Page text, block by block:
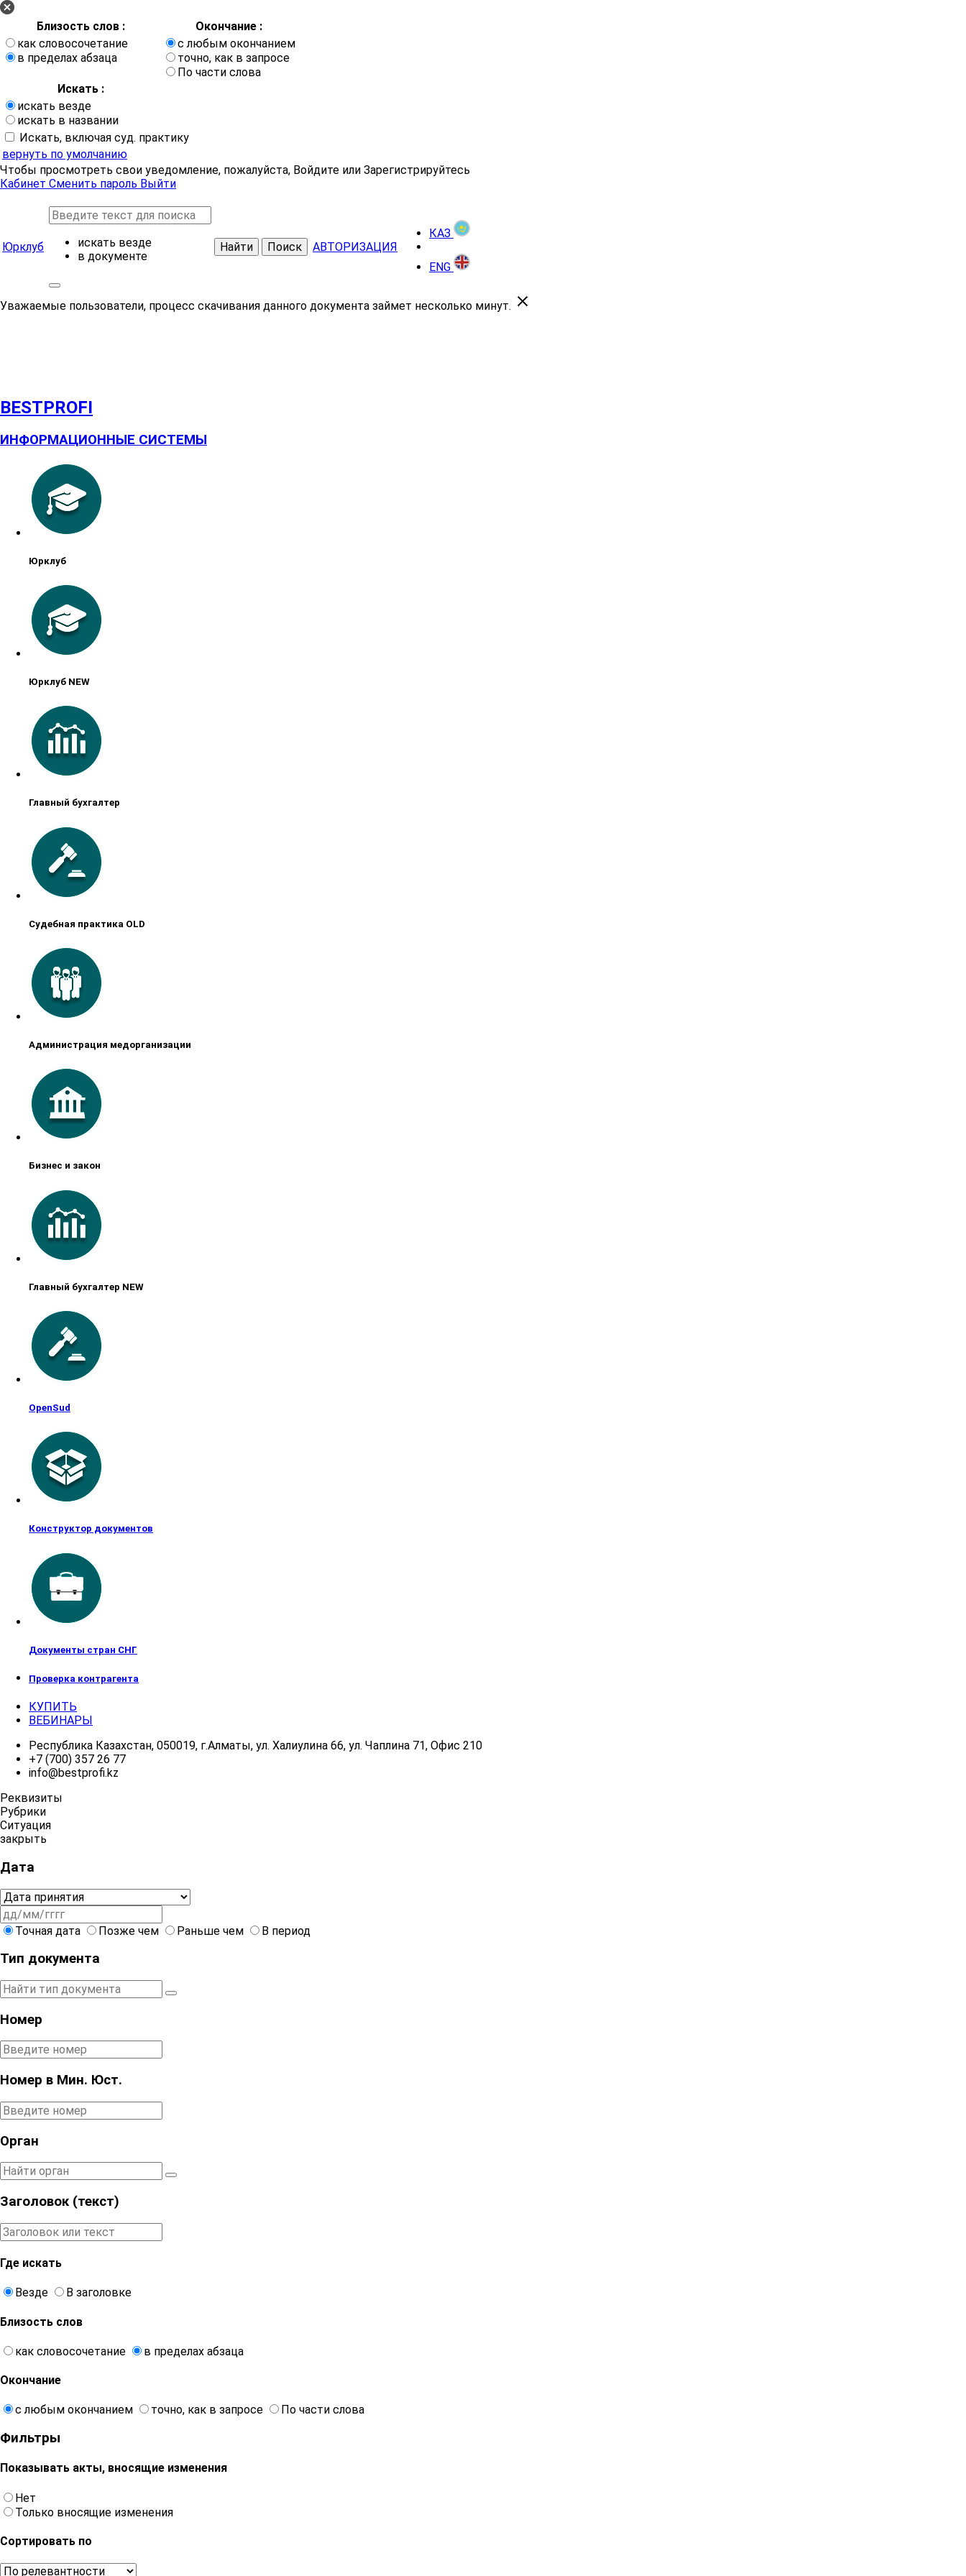
Близость слов :
Окончание :
как словосочетание
в пределах абзаца
с любым окончанием
точно, как в запросе
По части слова
Искать :
искать везде
искать в названии
Искать, включая суд. практику
вернуть по умолчанию
Чтобы просмотреть свои уведомление, пожалуйста, Войдите или Зарегистрируйтесь
Кабинет Сменить пароль Выйти
Юрклуб
искать везде
в документе
Найти Поиск АВТОРИЗАЦИЯ
КАЗ
ENG
Уважаемые пользователи, процесс скачивания данного документа займет несколько минут.
BESTPROFI
ИНФОРМАЦИОННЫЕ СИСТЕМЫ
Юрклуб
Юрклуб NEW
Главный бухгалтер
Судебная практика OLD
Администрация медорганизации
Бизнес и закон
Главный бухгалтер NEW
OpenSud
Конструктор документов
Документы стран СНГ
Проверка контрагента
КУПИТЬ
ВЕБИНАРЫ
Республика Казахстан, 050019, г.Алматы, ул. Халиулина 66, ул. Чаплина 71, Офис 210
+7 (700) 357 26 77
info@bestprofi.kz
Реквизиты
Рубрики
Ситуация
закрыть
Дата
Точная дата Позже чем Раньше чем В период
Тип документа
Номер
Номер в Мин. Юст.
Орган
Заголовок (текст)
Где искать
Везде В заголовке
Близость слов
как словосочетание в пределах абзаца
Окончание
с любым окончанием точно, как в запросе По части слова
Фильтры
Показывать акты, вносящие изменения
Нет
Только вносящие изменения
Сортировать по